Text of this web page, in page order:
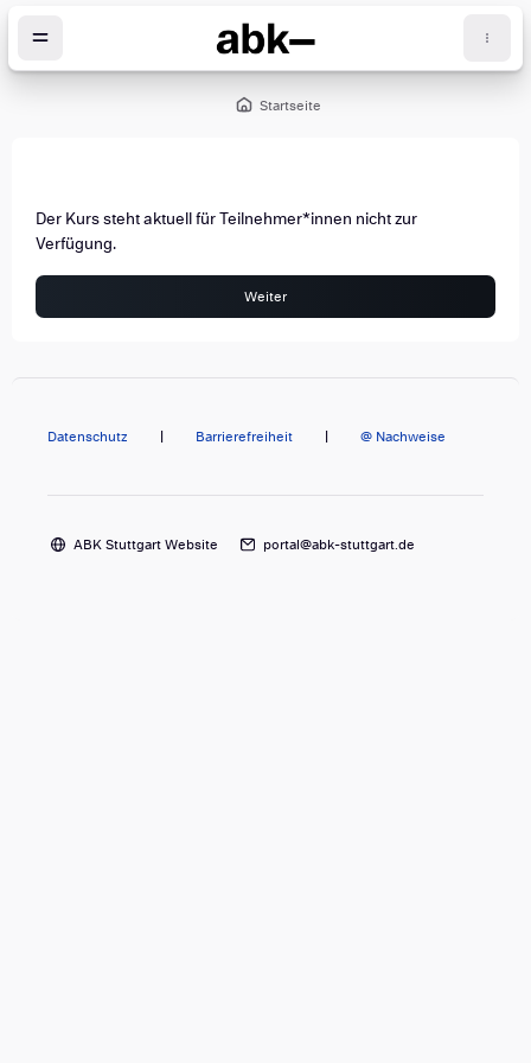
Startseite
Der Kurs steht aktuell für Teilnehmer*innen nicht zur
Verfügung.
Weiter
Datenschutz | Barrierefreiheit | @ Nachweise
ABK Stuttgart Website portal@abk-stuttgart.de